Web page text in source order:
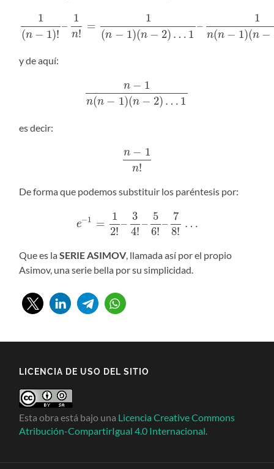
1
(n − 1)!
–
1
n!
=
1
(n − 1)(n − 2) … 1
–
1
n(n − 1)(n −
y de aquí:
n − 1
n(n − 1)(n − 2) … 1
es decir:
n − 1
n!
De forma que podemos substituir los paréntesis por:
e−1 =
1
2!
–
3
4!
–
5
6!
–
7
8!
…
Que es laSERIE ASIMOV, llamada así por el propio
Asimov, una serie bella por su simplicidad.
LICENCIA DE USO DEL SITIO
Esta obra está bajo una Licencia Creative Commons
Atribución-CompartirIgual 4.0 Internacional.